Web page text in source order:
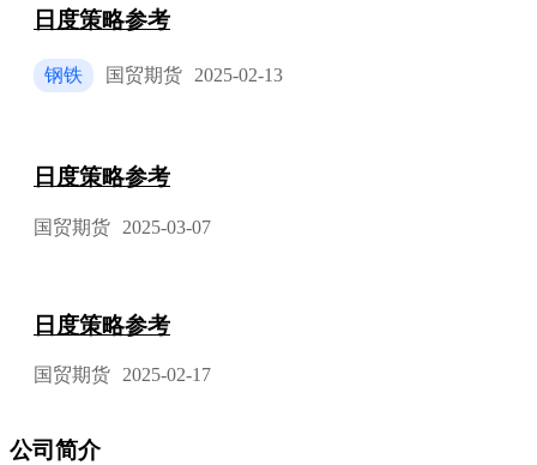
日度策略参考
钢铁 国贸期货 2025-02-13
日度策略参考
国贸期货 2025-03-07
日度策略参考
国贸期货 2025-02-17
公司简介